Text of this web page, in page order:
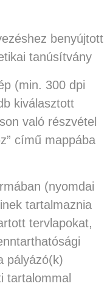
benyújtott
tanúsítvány
(min. 300 dpi
kiválasztott
való részvétel
című mappába
(nyomdai
tartalmaznia
tervlapokat,
pályázó(k)
tartalommal